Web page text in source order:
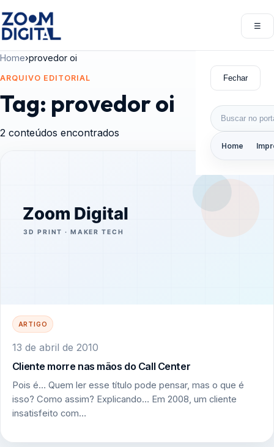
☰
Fechar
Buscar por:
Home
Home›provedor oi
ARQUIVO EDITORIAL
Tag: provedor oi
2 conteúdos encontrados
ARTIGO
13 de abril de 2010
Cliente morre nas mãos do Call Center
Pois é… Quem ler esse título pode pensar, mas o que é
isso? Como assim? Explicando… Em 2008, um cliente
insatisfeito com…